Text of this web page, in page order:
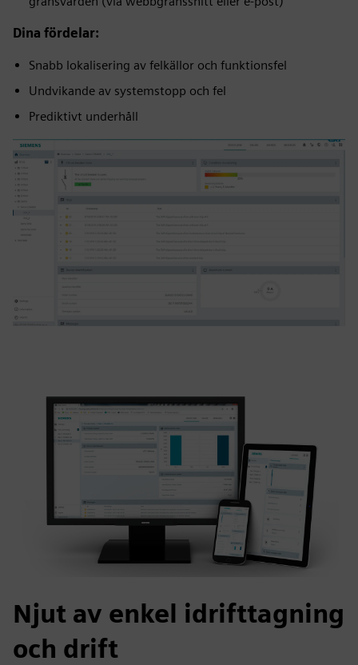
Dina fördelar:
Snabb lokalisering av felkällor och funktionsfel
Undvikande av systemstopp och fel
Prediktivt underhåll
Njut av enkel idrifttagning
och drift